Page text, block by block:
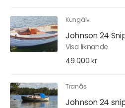
Kungälv
Johnson 24
Visa liknande
49 000 kr
Tranås
Johnson 24